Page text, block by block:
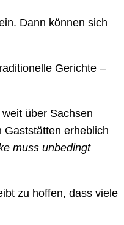
Dann können sich
Gerichte –
über Sachsen
Gaststätten erheblich
muss unbedingt
zu hoffen, dass viele